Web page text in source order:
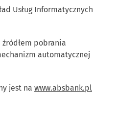
Usług Informatycznych
pobrania
automatycznej
jest na www.absbank.pl